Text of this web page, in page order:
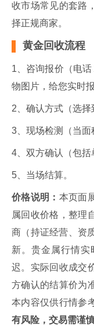
收市场常见的套路
择正规商家。
黄金回收流程
1、咨询报价（电
物图片，给您实时
2、确认方式（选择
3、现场检测（当面
4、双方确认（包括
5、当场结算。
价格说明： 本页面
属回收价格，整理
商（持证经营、资
新。贵金属行情
迟。实际回收成交
方确认的结算价为
本内容仅供行情参
有风险，交易需谨慎